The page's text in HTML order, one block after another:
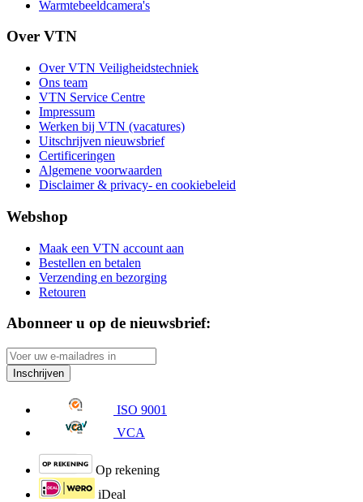
Warmtebeeldcamera's
Over VTN
Over VTN Veiligheidstechniek
Ons team
VTN Service Centre
Impressum
Werken bij VTN (vacatures)
Uitschrijven nieuwsbrief
Certificeringen
Algemene voorwaarden
Disclaimer & privacy- en cookiebeleid
Webshop
Maak een VTN account aan
Bestellen en betalen
Verzending en bezorging
Retouren
Abonneer u op de nieuwsbrief:
Inschrijven
ISO 9001
VCA
Op rekening
iDeal